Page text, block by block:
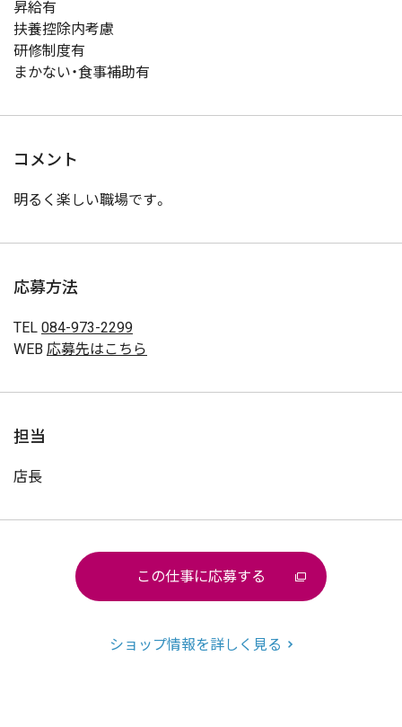
昇給有
扶養控除内考慮
研修制度有
まかない・食事補助有
コメント
明るく楽しい職場です。
応募方法
TEL 084-973-2299
WEB 応募先はこちら
担当
店長
この仕事に応募する
ショップ情報を詳しく見る